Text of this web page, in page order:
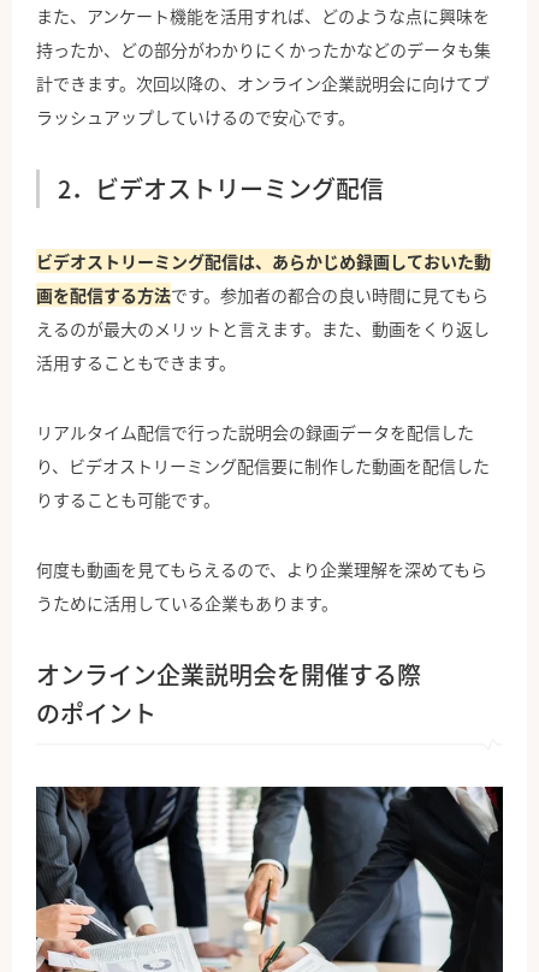
また、アンケート機能を活用すれば、どのような点に興味を
持ったか、どの部分がわかりにくかったかなどのデータも集
計できます。次回以降の、オンライン企業説明会に向けてブ
ラッシュアップしていけるので安心です。
2．ビデオストリーミング配信
ビデオストリーミング配信は、あらかじめ録画しておいた動
画を配信する方法です。参加者の都合の良い時間に見てもら
えるのが最大のメリットと言えます。また、動画をくり返し
活用することもできます。
リアルタイム配信で行った説明会の録画データを配信した
り、ビデオストリーミング配信要に制作した動画を配信した
りすることも可能です。
何度も動画を見てもらえるので、より企業理解を深めてもら
うために活用している企業もあります。
オンライン企業説明会を開催する際
のポイント